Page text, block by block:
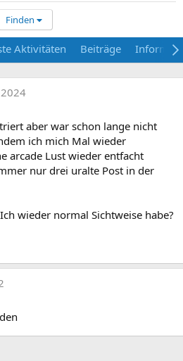
Finden
Aktivitäten Beiträge
aber war schon lange nicht
ich mich Mal wieder
arcade Lust wieder entfacht
nur drei uralte Post in der
wieder normal Sichtweise habe?